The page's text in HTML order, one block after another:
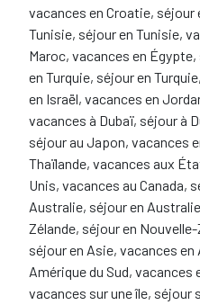
vacances en Croatie, séjour
Tunisie, séjour en Tunisie,
Maroc, vacances en
en Turquie, séjour en
en Israël, vacances en
vacances à Dubaï, séjour à
séjour au Japon, vacances
Thaïlande, vacances aux
Unis, vacances au Canada,
Australie, séjour en
Zélande, séjour en
séjour en Asie, vacances en
Amérique du Sud,
vacances sur une île, séjour